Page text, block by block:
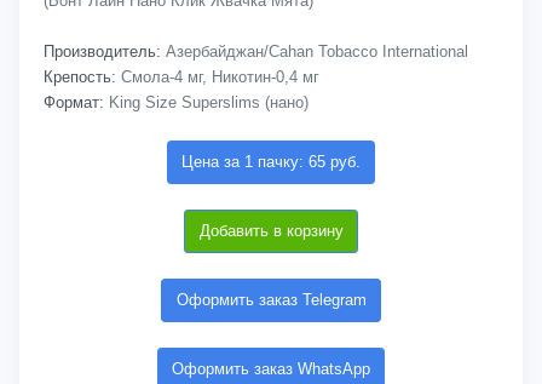
Производитель: Азербайджан/Cahan Tobacco International
Крепость: Смола-4 мг, Никотин-0,4 мг
Формат: King Size Superslims (нано)
Цена за 1 пачку: 65 руб.
Добавить в корзину
Оформить заказ Telegram
Оформить заказ WhatsApp